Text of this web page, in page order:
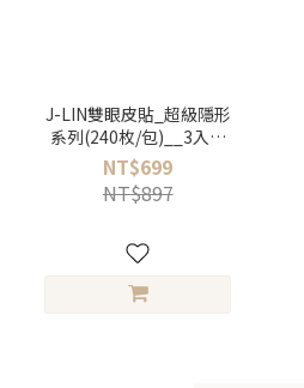
J-LIN雙眼皮貼_超級隱形
系列(240枚/包)__3入組
(任選）
NT$699
NT$897